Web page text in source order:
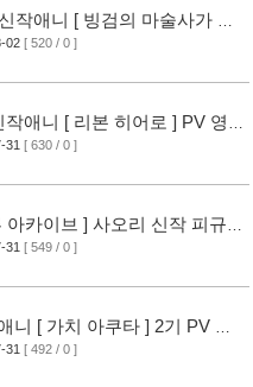
작애니 [ 빙검의 마술사가 세
기 PV 영상 공개
02 [ 520 / 0 ]
작애니 [ 리본 히어로 ] PV 영
31 [ 630 / 0 ]
아카이브 ] 사오리 신작 피규어
31 [ 549 / 0 ]
니 [ 가치 아쿠타 ] 2기 PV 영
31 [ 492 / 0 ]